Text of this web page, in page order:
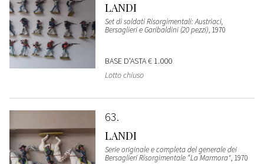
LANDI
Set di soldati Risorgimentali: Austriaci,
Bersaglieri e Garibaldini (20 pezzi), 1970
BASE D'ASTA€ 1.000
Lotto chiuso
63
LANDI
Serie originale e completa del generale dei
Bersaglieri Risorgimentale “La Marmora", 1970